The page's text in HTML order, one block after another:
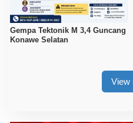
Gempa Tektonik M 3,4 Guncang
Konawe Selatan
View